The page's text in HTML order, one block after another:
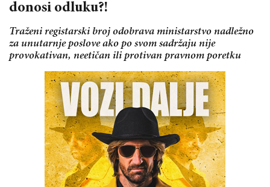
donosi odluku?!
Traženi registarski broj odobrava ministarstvo nadležno
za unutarnje poslove ako po svom sadržaju nije
provokativan, neetičan ili protivan pravnom poretku